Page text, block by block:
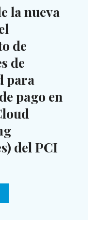
la nueva
de
de
para
pago en
del PCI